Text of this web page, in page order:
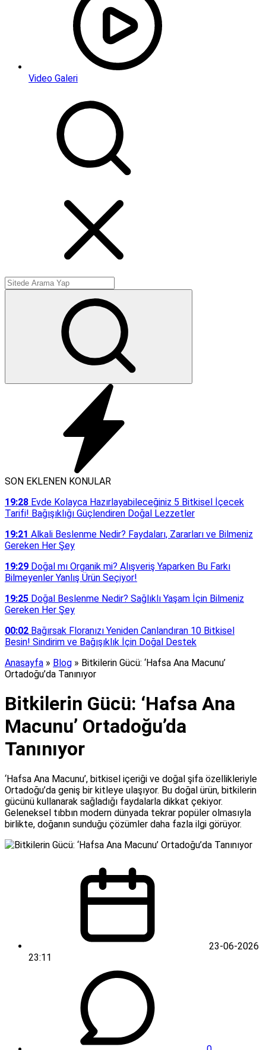
Video Galeri
SON EKLENEN KONULAR
19:28 Evde Kolayca Hazırlayabileceğiniz 5 Bitkisel İçecek
Tarifi! Bağışıklığı Güçlendiren Doğal Lezzetler
19:21 Alkali Beslenme Nedir? Faydaları, Zararları ve Bilmeniz
Gereken Her Şey
19:29 Doğal mı Organik mi? Alışveriş Yaparken Bu Farkı
Bilmeyenler Yanlış Ürün Seçiyor!
19:25 Doğal Beslenme Nedir? Sağlıklı Yaşam İçin Bilmeniz
Gereken Her Şey
00:02 Bağırsak Floranızı Yeniden Canlandıran 10 Bitkisel
Besin! Sindirim ve Bağışıklık İçin Doğal Destek
Anasayfa » Blog » Bitkilerin Gücü: ‘Hafsa Ana Macunu’
Ortadoğu’da Tanınıyor
Bitkilerin Gücü: ‘Hafsa Ana
Macunu’ Ortadoğu’da
Tanınıyor
‘Hafsa Ana Macunu’, bitkisel içeriği ve doğal şifa özellikleriyle
Ortadoğu’da geniş bir kitleye ulaşıyor. Bu doğal ürün, bitkilerin
gücünü kullanarak sağladığı faydalarla dikkat çekiyor.
Geleneksel tıbbın modern dünyada tekrar popüler olmasıyla
birlikte, doğanın sunduğu çözümler daha fazla ilgi görüyor.
23-06-2026
23:11